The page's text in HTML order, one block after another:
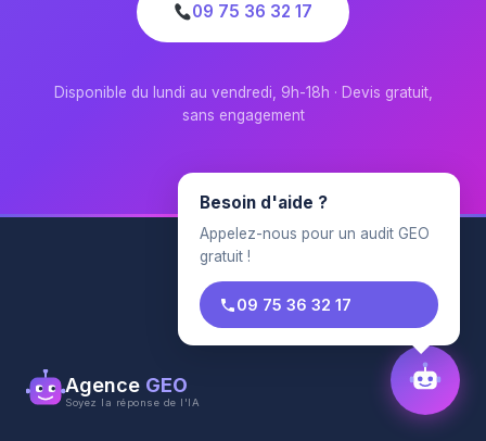
09 75 36 32 17
Disponible du lundi au vendredi, 9h-18h · Devis gratuit,
sans engagement
Agence GEO
Soyez la réponse de l'IA
Besoin d'aide ?
Appelez-nous pour un audit GEO
gratuit !
09 75 36 32 17